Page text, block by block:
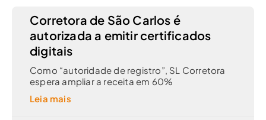
Corretora de São Carlos é
autorizada a emitir certificados
digitais
Como “autoridade de registro”, SL Corretora
espera ampliar a receita em 60%
Leia mais